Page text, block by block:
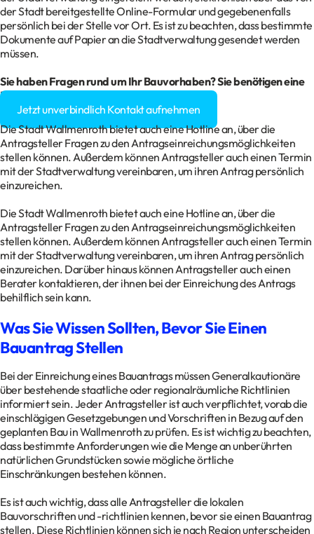
der Stadt bereitgestellte Online-Formular und gegebenenfalls
persönlich bei der Stelle vor Ort. Es ist zu beachten, dass bestimmte
Dokumente auf Papier an die Stadtverwaltung gesendet werden
müssen.
Sie haben Fragen rund um IhrBauvorhaben? Sie benötigen eine
Baugenehmigung?
Jetzt unverbindlich Kontakt aufnehmen
Die Stadt Wallmenroth bietet auch eine Hotline an, über die
Antragsteller Fragen zu den Antragseinreichungsmöglichkeiten
stellen können. Außerdem können Antragsteller auch einen Termin
mit der Stadtverwaltung vereinbaren, um ihren Antrag persönlich
einzureichen.
Die Stadt Wallmenroth bietet auch eine Hotline an, über die
Antragsteller Fragen zu den Antragseinreichungsmöglichkeiten
stellen können. Außerdem können Antragsteller auch einen Termin
mit der Stadtverwaltung vereinbaren, um ihren Antrag persönlich
einzureichen. Darüber hinaus können Antragsteller auch einen
Berater kontaktieren, der ihnen bei der Einreichung des Antrags
behilflich sein kann.
Was Sie Wissen Sollten, Bevor Sie Einen
Bauantrag Stellen
Bei der Einreichung eines Bauantrags müssen Generalkautionäre
über bestehende staatliche oder regionalräumliche Richtlinien
informiert sein. Jeder Antragsteller ist auch verpflichtet, vorab die
einschlägigen Gesetzgebungen und Vorschriften in Bezug auf den
geplanten Bau in Wallmenroth zu prüfen. Es ist wichtig zu beachten,
dass bestimmte Anforderungen wie die Menge an unberührten
natürlichen Grundstücken sowie mögliche örtliche
Einschränkungen bestehen können.
Es ist auch wichtig, dass alle Antragsteller die lokalen
Bauvorschriften und -richtlinien kennen, bevor sie einen Bauantrag
stellen. Diese Richtlinien können sich je nach Region unterscheiden